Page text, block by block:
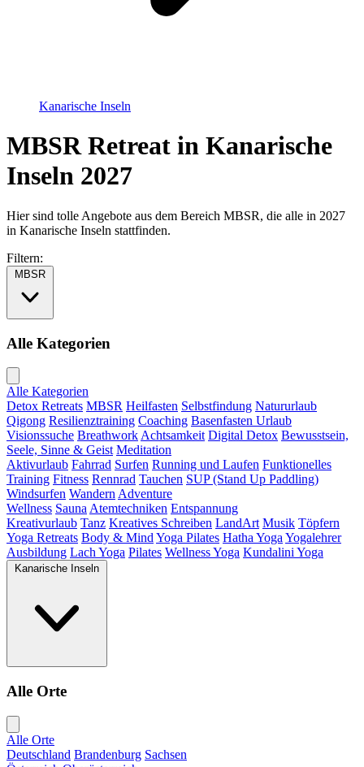
Kanarische Inseln
MBSR Retreat in Kanarische
Inseln 2027
Hier sind tolle Angebote aus dem Bereich MBSR, die alle in 2027
in Kanarische Inseln stattfinden.
Filtern:
MBSR
Alle Kategorien
Alle Kategorien
Detox Retreats MBSR Heilfasten Selbstfindung Natururlaub
Qigong Resilienztraining Coaching Basenfasten Urlaub
Visionssuche Breathwork Achtsamkeit Digital Detox Bewusstsein,
Seele, Sinne & Geist Meditation
Aktivurlaub Fahrrad Surfen Running und Laufen Funktionelles
Training Fitness Rennrad Tauchen SUP (Stand Up Paddling)
Windsurfen Wandern Adventure
Wellness Sauna Atemtechniken Entspannung
Kreativurlaub Tanz Kreatives Schreiben LandArt Musik Töpfern
Yoga Retreats Body & Mind Yoga Pilates Hatha Yoga Yogalehrer
Ausbildung Lach Yoga Pilates Wellness Yoga Kundalini Yoga
Kanarische Inseln
Alle Orte
Alle Orte
Deutschland Brandenburg Sachsen